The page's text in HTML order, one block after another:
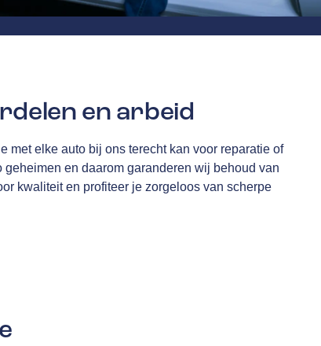
en arbeid
met elke auto bij ons terecht kan voor reparatie of
en daarom garanderen wij behoud van
kwaliteit en profiteer je zorgeloos van scherpe